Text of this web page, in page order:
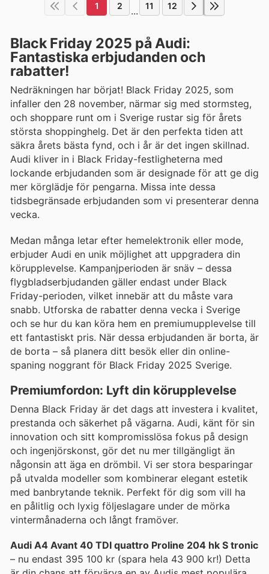
1 2 ... 11 12
Black Friday 2025 på Audi:
Fantastiska erbjudanden och
rabatter!
Nedräkningen har börjat! Black Friday 2025, som
infaller den 28 november, närmar sig med stormsteg,
och shoppare runt om i Sverige rustar sig för årets
största shoppinghelg. Det är den perfekta tiden att
säkra årets bästa fynd, och i år är det ingen skillnad.
Audi kliver in i Black Friday-festligheterna med
lockande erbjudanden som är designade för att ge dig
mer körglädje för pengarna. Missa inte dessa
tidsbegränsade erbjudanden som vi presenterar denna
vecka.
Medan många letar efter hemelektronik eller mode,
erbjuder Audi en unik möjlighet att uppgradera din
körupplevelse. Kampanjperioden är snäv – dessa
flygbladserbjudanden gäller endast under Black
Friday-perioden, vilket innebär att du måste vara
snabb. Utforska de rabatter denna vecka i Sverige
och se hur du kan köra hem en premiumupplevelse till
ett fantastiskt pris. När dessa erbjudanden är borta, är
de borta – så planera ditt besök eller din online-
spaning noggrant för Black Friday 2025 Sverige.
Premiumfordon: Lyft din körupplevelse
Denna Black Friday är det dags att investera i kvalitet,
prestanda och säkerhet på vägarna. Audi, känt för sin
innovation och sitt kompromisslösa fokus på design
och ingenjörskonst, gör det nu mer tillgängligt än
någonsin att äga en drömbil. Vi ser stora besparingar
på utvalda modeller som kombinerar elegant estetik
med banbrytande teknik. Perfekt för dig som vill ha
en pålitlig och lyxig följeslagare under de mörka
vintermånaderna och långt framöver.
Audi A4 Avant 40 TDI quattro Proline 204 hk S tronic
– nu endast 395 100 kr (spara hela 43 900 kr!) Detta